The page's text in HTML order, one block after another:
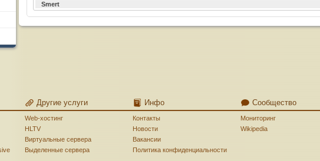
Smert
Другие услуги
Web-хостинг
HLTV
Виртуальные сервера
Выделенные сервера
Инфо
Контакты
Новости
Вакансии
Политика конфиденциальности
Сообщество
Мониторинг
Wikipedia